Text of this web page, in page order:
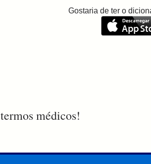
Gostaria de ter o
termos médicos!